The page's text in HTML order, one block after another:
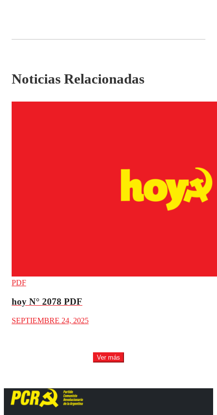
Noticias Relacionadas
PDF
hoy N° 2078 PDF
SEPTIEMBRE 24, 2025
Ver más